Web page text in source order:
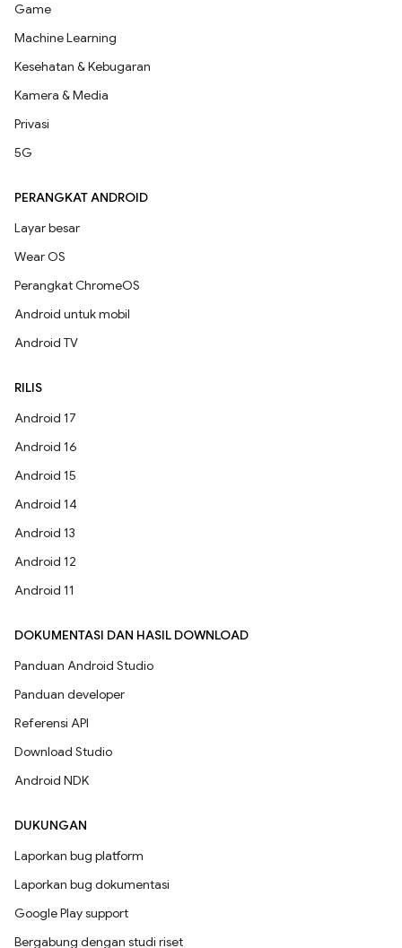
Game
Machine Learning
Kesehatan & Kebugaran
Kamera & Media
Privasi
5G
PERANGKAT ANDROID
Layar besar
Wear OS
Perangkat ChromeOS
Android untuk mobil
Android TV
RILIS
Android 17
Android 16
Android 15
Android 14
Android 13
Android 12
Android 11
DOKUMENTASI DAN HASIL DOWNLOAD
Panduan Android Studio
Panduan developer
Referensi API
Download Studio
Android NDK
DUKUNGAN
Laporkan bug platform
Laporkan bug dokumentasi
Google Play support
Bergabung dengan studi riset